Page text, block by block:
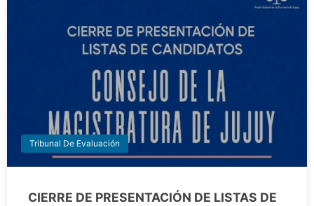
Tribunal De Evaluación
CIERRE DE PRESENTACIÓN DE LISTAS DE